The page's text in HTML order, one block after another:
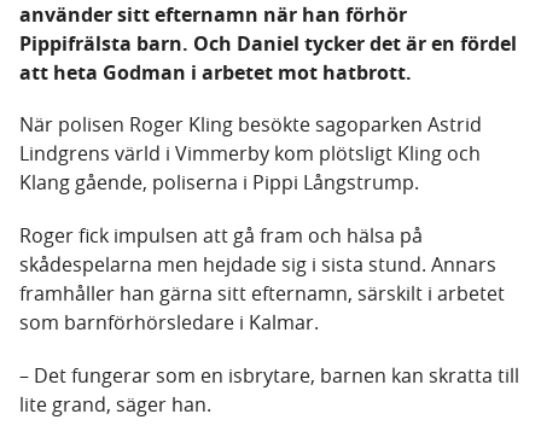
använder sitt efternamn när han förhör
Pippifrälsta barn. Och Daniel tycker det är en fördel
att heta Godman i arbetet mot hatbrott.
När polisen Roger Kling besökte sagoparken Astrid
Lindgrens värld i Vimmerby kom plötsligt Kling och
Klang gående, poliserna i Pippi Långstrump.
Roger fick impulsen att gå fram och hälsa på
skådespelarna men hejdade sig i sista stund. Annars
framhåller han gärna sitt efternamn, särskilt i arbetet
som barnförhörsledare i Kalmar.
– Det fungerar som en isbrytare, barnen kan skratta till
lite grand, säger han.